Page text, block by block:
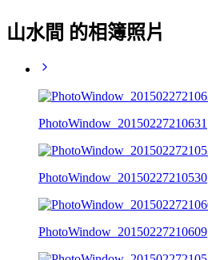
山水間 的相簿照片
PhotoWindow_20150227210631
PhotoWindow_20150227210530
PhotoWindow_20150227210609